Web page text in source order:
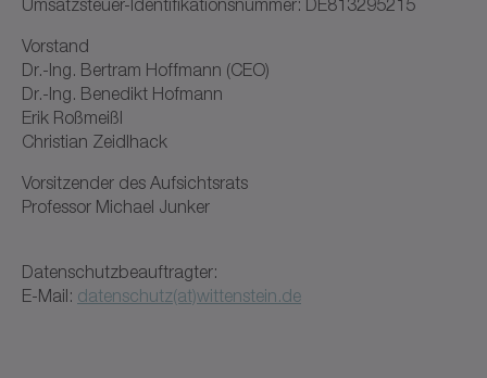
Vorstand
Dr.-Ing. Bertram Hoffmann (CEO)
Dr.-Ing. Benedikt Hofmann
Erik Roßmeißl
Christian Zeidlhack
Vorsitzender des Aufsichtsrats
Professor Michael Junker
Datenschutzbeauftragter:
E-Mail: datenschutz(at)wittenstein.de